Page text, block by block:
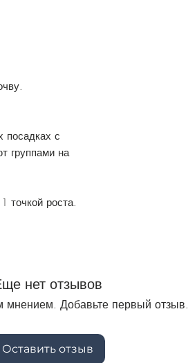
посадках с
группами на
точкой роста.
нет отзывов
мнением. Добавьте первый отзыв.
Оставить отзыв